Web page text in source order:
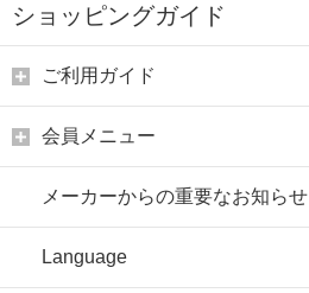
ショッピングガイド
ご利用ガイド
会員メニュー
メーカーからの重要なお知らせ
Language